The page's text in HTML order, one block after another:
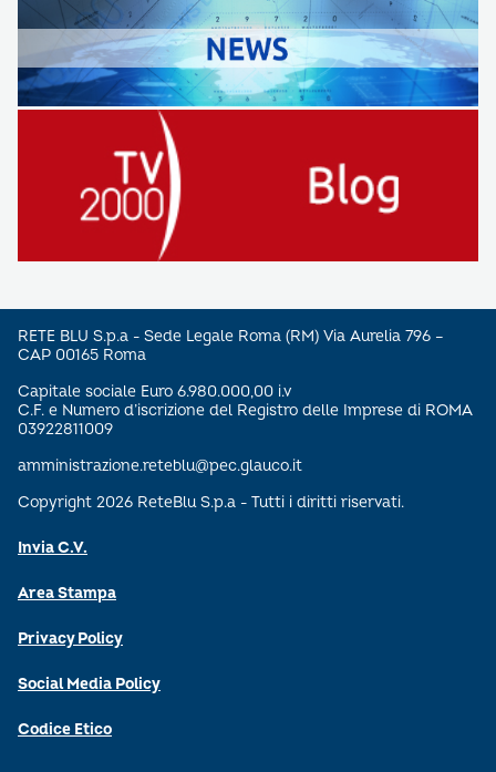
RETE BLU S.p.a - Sede Legale Roma (RM) Via Aurelia 796 –
CAP 00165 Roma
Capitale sociale Euro 6.980.000,00 i.v
C.F. e Numero d’iscrizione del Registro delle Imprese di ROMA
03922811009
amministrazione.reteblu@pec.glauco.it
Copyright 2026 ReteBlu S.p.a - Tutti i diritti riservati.
Invia C.V.
Area Stampa
Privacy Policy
Social Media Policy
Codice Etico